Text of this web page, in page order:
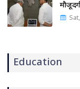
Education